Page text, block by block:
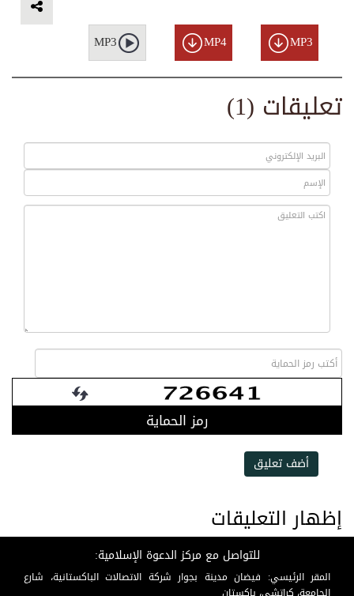
MP3
MP4
MP3
تعليقات (1)
رمز الحماية
أضف تعليق
إظهار التعليقات
للتواصل مع مركز الدعوة الإسلامية:
المقر الرئيسي: فيضان مدينة بجوار شركة الاتصالات الباكستانية، شارع